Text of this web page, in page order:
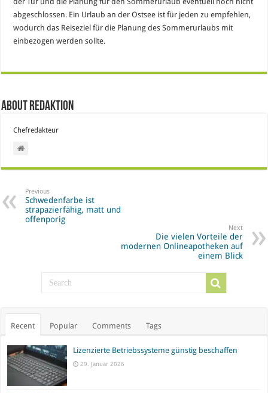
abgeschlossen. Ein Urlaub an der Ostsee ist für jeden zu empfehlen,
wodurch das Reiseziel für die Planung des Sommerurlaubs mit
einbezogen werden sollte.
About Redaktion
Chefredakteur
Previous
Schwedenfarbe ist
strapazierfähig, matt und
offenporig
Next
Die vielen Vorteile der
modernen Onlineapotheken auf
einem Blick
Recent Popular Comments Tags
Lizenzierte Betriebssysteme günstig beschaffen
29. Januar 2026